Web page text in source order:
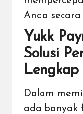
Anda secara
Yukk
Solusi
Lengkap
Dalam
ada banyak